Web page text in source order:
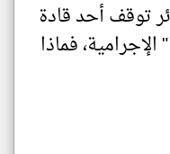
توقف أحد قادة
فماذا